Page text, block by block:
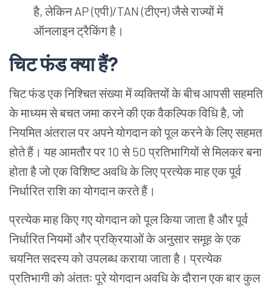
है, लेकिन AP (एपी)/TAN (टीएन) जैसे राज्यों में
ऑनलाइन ट्रैकिंग है।
चिट फंड क्या हैं?
चिट फंड एक निश्चित संख्या में व्यक्तियों के बीच आपसी सहमति
के माध्यम से बचत जमा करने की एक वैकल्पिक विधि है, जो
नियमित अंतराल पर अपने योगदान को पूल करने के लिए सहमत
होते हैं। यह आमतौर पर 10 से 50 प्रतिभागियों से मिलकर बना
होता है जो एक विशिष्ट अवधि के लिए प्रत्येक माह एक पूर्व
निर्धारित राशि का योगदान करते हैं।
प्रत्येक माह किए गए योगदान को पूल किया जाता है और पूर्व
निर्धारित नियमों और प्रक्रियाओं के अनुसार समूह के एक
चयनित सदस्य को उपलब्ध कराया जाता है। प्रत्येक
प्रतिभागी को अंततः पूरे योगदान अवधि के दौरान एक बार कुल